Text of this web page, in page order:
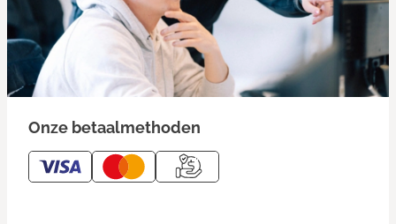
Onze betaalmethoden